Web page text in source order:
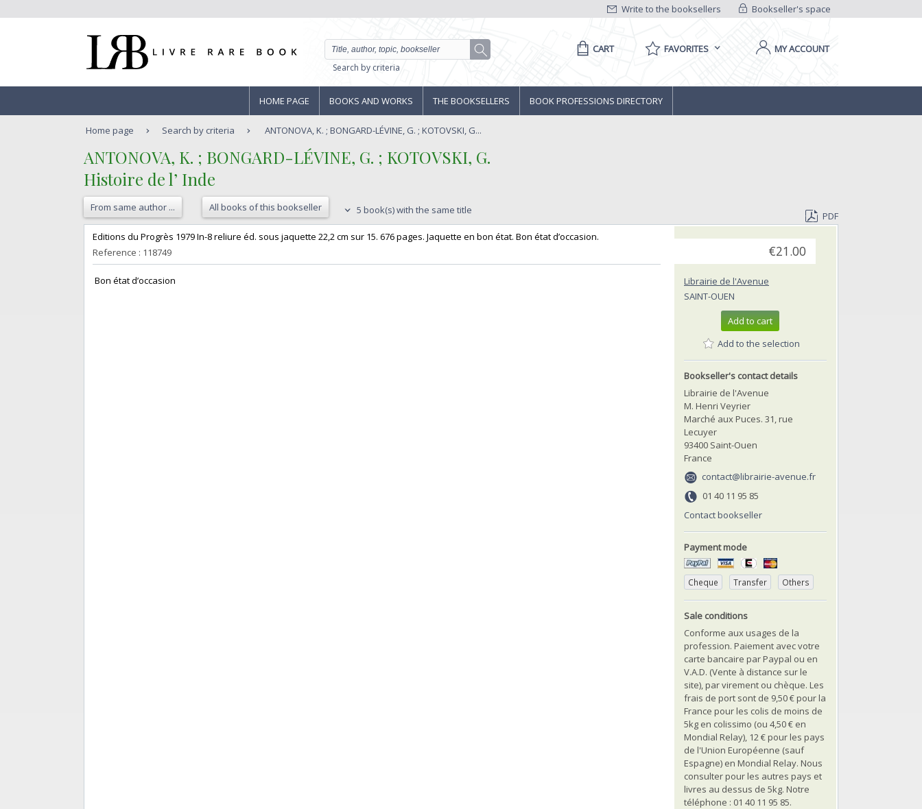
Bookseller's space
Write to the booksellers
Search by criteria
CART FAVORITES MY ACCOUNT
HOME PAGE BOOKS AND WORKS THE BOOKSELLERS BOOK PROFESSIONS DIRECTORY
Home page Search by criteria ANTONOVA, K. ; BONGARD-LÉVINE, G. ; KOTOVSKI, G...
‎ANTONOVA, K. ; BONGARD-LÉVINE, G. ; KOTOVSKI, G.‎
‎Histoire de l’ Inde‎
From same author ... All books of this bookseller 5 book(s) with the same title
PDF
‎Editions du Progrès 1979 In-8 reliure éd. sous jaquette 22,2 cm sur 15. 676 pages. Jaquette en bon état. Bon état d’occasion.‎
Reference : 118749
‎ Bon état d’occasion ‎
€21.00
Librairie de l'Avenue
SAINT-OUEN
Add to cart
Add to the selection
Bookseller's contact details
Librairie de l'Avenue
M. Henri Veyrier
Marché aux Puces. 31, rue
Lecuyer
93400 Saint-Ouen
France
contact@librairie-avenue.fr
01 40 11 95 85
Contact bookseller
Payment mode
Cheque Transfer Others
Sale conditions
Conforme aux usages de la
profession. Paiement avec votre
carte bancaire par Paypal ou en
V.A.D. (Vente à distance sur le
site), par virement ou chèque. Les
frais de port sont de 9,50 € pour la
France pour les colis de moins de
5kg en colissimo (ou 4,50 € en
Mondial Relay), 12 € pour les pays
de l'Union Européenne (sauf
Espagne) en Mondial Relay. Nous
consulter pour les autres pays et
livres au dessus de 5kg. Notre
téléphone : 01 40 11 95 85.